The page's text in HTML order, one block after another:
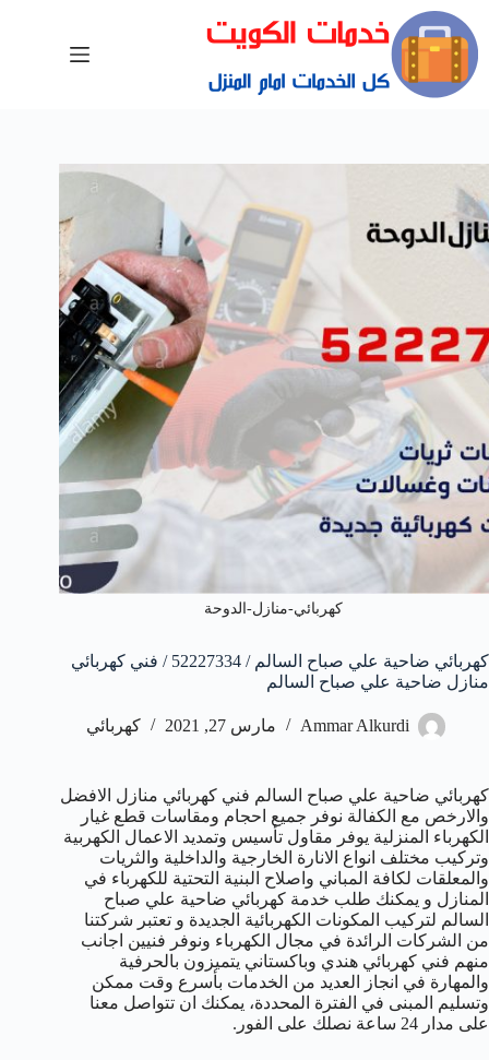
كهربائي-منازل-الدوحة
كهربائي ضاحية علي صباح السالم / 52227334 / فني كهربائي
منازل ضاحية علي صباح السالم
Ammar Alkurdi مارس 27, 2021 كهربائي
كهربائي ضاحية علي صباح السالم فني كهربائي منازل الافضل
والارخص مع الكفالة نوفر جميع احجام ومقاسات قطع غيار
الكهرباء المنزلية يوفر مقاول تأسيس وتمديد الاعمال الكهربية
وتركيب مختلف انواع الانارة الخارجية والداخلية والثريات
والمعلقات لكافة المباني واصلاح البنية التحتية للكهرباء في
المنازل و يمكنك طلب خدمة كهربائي ضاحية علي صباح
السالم لتركيب المكونات الكهربائية الجديدة و تعتبر شركتنا
من الشركات الرائدة في مجال الكهرباء ونوفر فنيين اجانب
منهم فني كهربائي هندي وباكستاني يتميزون بالحرفية
والمهارة في انجاز العديد من الخدمات بأسرع وقت ممكن
وتسليم المبنى في الفترة المحددة، يمكنك ان تتواصل معنا
على مدار 24 ساعة نصلك على الفور.